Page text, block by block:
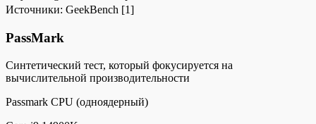
Источники: GeekBench [1]
PassMark
Синтетический тест, который фокусируется на
вычислительной производительности
Passmark CPU (одноядерный)